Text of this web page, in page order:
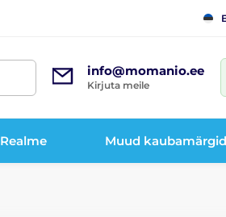
info@momanio.ee
Kirjuta meile
Realme Muud kaubamärgid